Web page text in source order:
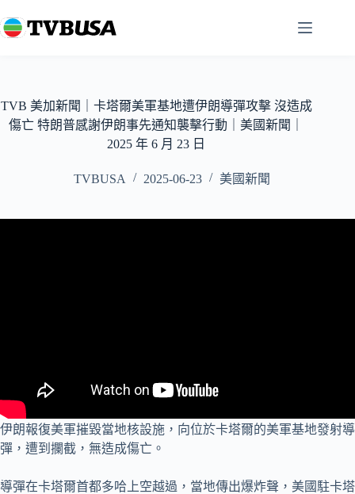
至
容
TVB 美加新聞｜卡塔爾美軍基地遭伊朗導彈攻擊 沒造成
傷亡 特朗普感謝伊朗事先通知襲擊行動｜美國新聞｜
2025 年 6 月 23 日
TVBUSA 2025-06-23 美國新聞
伊朗報復美軍摧毀當地核設施，向位於卡塔爾的美軍基地發射導
彈，遭到攔截，無造成傷亡。
導彈在卡塔爾首都多哈上空越過，當地傳出爆炸聲，美國駐卡塔